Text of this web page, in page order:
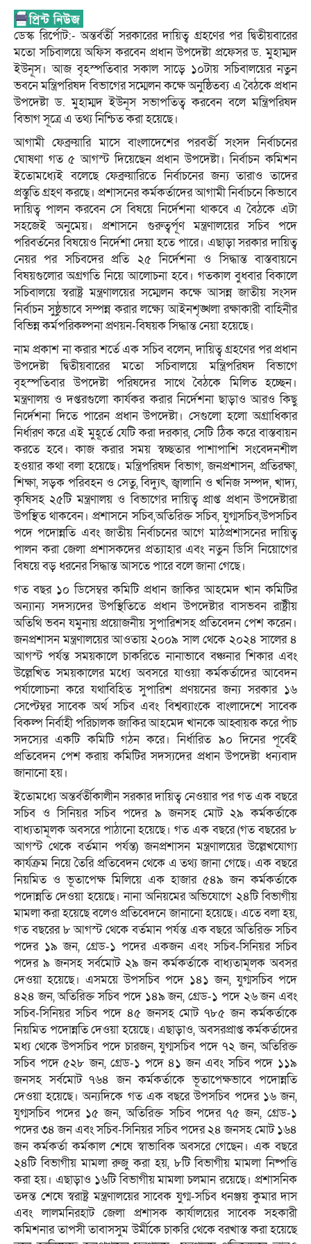
ডেস্ক রির্পোট:- অন্তর্বর্তী সরকারের দায়িত্ব গ্রহণের পর দ্বিতীয়বারের
মতো সচিবালয়ে অফিস করবেন প্রধান উপদেষ্টা প্রফেসর ড. মুহাম্মদ
ইউনূস। আজ বৃহস্পতিবার সকাল সাড়ে ১০টায় সচিবালয়ের নতুন
ভবনে মন্ত্রিপরিষদ বিভাগের সম্মেলন কক্ষে অনুষ্ঠিতব্য এ বৈঠকে প্রধান
উপদেষ্টা ড. মুহাম্মদ ইউনূস সভাপতিত্ব করবেন বলে মন্ত্রিপরিষদ
বিভাগ সূত্রে এ তথ্য নিশ্চিত করা হয়েছে।
আগামী ফেব্রুয়ারি মাসে বাংলাদেশের পরবর্তী সংসদ নির্বাচনের
ঘোষণা গত ৫ আগস্ট দিয়েছেন প্রধান উপদেষ্টা। নির্বাচন কমিশন
ইতোমধ্যেই বলেছে ফেব্রুয়ারিতে নির্বাচনের জন্য তারাও তাদের
প্রস্তুতি গ্রহণ করছে। প্রশাসনের কর্মকর্তাদের আগামী নির্বাচনে কিভাবে
দায়িত্ব পালন করবেন সে বিষয়ে নির্দেশনা থাকবে এ বৈঠকে এটা
সহজেই অনুমেয়। প্রশাসনে গুরুত্বর্পূণ মন্ত্রণালয়ের সচিব পদে
পরিবর্তনের বিষয়েও নির্দেশা দেয়া হতে পারে। এছাড়া সরকার দায়িত্ব
নেয়র পর সচিবদের প্রতি ২৫ নির্দেশনা ও সিদ্ধান্ত বাস্তবায়নে
বিষয়গুলোর অগ্রগতি নিয়ে আলোচনা হবে। গতকাল বুধবার বিকালে
সচিবালয়ে স্বরাষ্ট্র মন্ত্রণালয়ের সম্মেলন কক্ষে আসন্ন জাতীয় সংসদ
নির্বাচন সুষ্ঠুভাবে সম্পন্ন করার লক্ষ্যে আইনশৃঙ্খলা রক্ষাকারী বাহিনীর
বিভিন্ন কর্মপরিকল্পনা প্রণয়ন-বিষয়ক সিদ্ধান্ত নেয়া হয়েছে।
নাম প্রকাশ না করার শর্তে এক সচিব বলেন, দায়িত্ব গ্রহণের পর প্রধান
উপদেষ্টা দ্বিতীয়বারের মতো সচিবালয়ে মন্ত্রিপরিষদ বিভাগে
বৃহস্পতিবার উপদেষ্টা পরিষদের সাথে বৈঠকে মিলিত হচ্ছেন।
মন্ত্রণালয় ও দপ্তরগুলো কার্যকর করার নির্দেশনা ছাড়াও আরও কিছু
নির্দেশনা দিতে পারেন প্রধান উপদেষ্টা। সেগুলো হলো অগ্রাধিকার
নির্ধারণ করে এই মুহূর্তে যেটি করা দরকার, সেটি ঠিক করে বাস্তবায়ন
করতে হবে। কাজ করার সময় স্বচ্ছতার পাশাপাশি সংবেদনশীল
হওয়ার কথা বলা হয়েছে। মন্ত্রিপরিষদ বিভাগ, জনপ্রশাসন, প্রতিরক্ষা,
শিক্ষা, সড়ক পরিবহন ও সেতু, বিদ্যুৎ, জ্বালানি ও খনিজ সম্পদ, খাদ্য,
কৃষিসহ ২৫টি মন্ত্রণালয় ও বিভাগের দায়িত্ব প্রাপ্ত প্রধান উপদেষ্টারা
উপস্থিত থাকবেন। প্রশাসনে সচিব,অতিরিক্ত সচিব, যুগ্মসচিব,উপসচিব
পদে পদোন্নতি এবং জাতীয় নির্বাচনের আগে মাঠপ্রশাসনের দায়িত্ব
পালন করা জেলা প্রশাসকদের প্রত্যাহার এবং নতুন ডিসি নিয়োগের
বিষয়ে বড় ধরনের সিদ্ধান্ত আসতে পারে বলে জানা গেছে।
গত বছর ১০ ডিসেম্বর কমিটি প্রধান জাকির আহমেদ খান কমিটির
অন্যান্য সদস্যদের উপস্থিতিতে প্রধান উপদেষ্টার বাসভবন রাষ্ট্রীয়
অতিথি ভবন যমুনায় প্রয়োজনীয় সুপারিশসহ প্রতিবেদন পেশ করেন।
জনপ্রশাসন মন্ত্রণালয়ের আওতায় ২০০৯ সাল থেকে ২০২৪ সালের ৪
আগস্ট পর্যন্ত সময়কালে চাকরিতে নানাভাবে বঞ্চনার শিকার এবং
উল্লেখিত সময়কালের মধ্যে অবসরে যাওয়া কর্মকর্তাদের আবেদন
পর্যালোচনা করে যথাবিহিত সুপারিশ প্রণয়নের জন্য সরকার ১৬
সেপ্টেম্বর সাবেক অর্থ সচিব এবং বিশ্বব্যাংকে বাংলাদেশে সাবেক
বিকল্প নির্বাহী পরিচালক জাকির আহমেদ খানকে আহ্বায়ক করে পাঁচ
সদস্যের একটি কমিটি গঠন করে। নির্ধারিত ৯০ দিনের পূর্বেই
প্রতিবেদন পেশ করায় কমিটির সদস্যদের প্রধান উপদেষ্টা ধন্যবাদ
জানানো হয়।
ইতোমধ্যে অন্তর্বর্তীকালীন সরকার দায়িত্ব নেওয়ার পর গত এক বছরে
সচিব ও সিনিয়র সচিব পদের ৯ জনসহ মোট ২৯ কর্মকর্তাকে
বাধ্যতামূলক অবসরে পাঠানো হয়েছে। গত এক বছরে (গত বছরের ৮
আগস্ট থেকে বর্তমান পর্যন্ত) জনপ্রশাসন মন্ত্রণালয়ের উল্লেখযোগ্য
কার্যক্রম নিয়ে তৈরি প্রতিবেদন থেকে এ তথ্য জানা গেছে। এক বছরে
নিয়মিত ও ভূতাপেক্ষ মিলিয়ে এক হাজার ৫৪৯ জন কর্মকর্তাকে
পদোন্নতি দেওয়া হয়েছে। নানা অনিয়মের অভিযোগে ২৪টি বিভাগীয়
মামলা করা হয়েছে বলেও প্রতিবেদনে জানানো হয়েছে। এতে বলা হয়,
গত বছরের ৮ আগস্ট থেকে বর্তমান পর্যন্ত এক বছরে অতিরিক্ত সচিব
পদের ১৯ জন, গ্রেড-১ পদের একজন এবং সচিব-সিনিয়র সচিব
পদের ৯ জনসহ সর্বমোট ২৯ জন কর্মকর্তাকে বাধ্যতামূলক অবসর
দেওয়া হয়েছে। এসময়ে উপসচিব পদে ১৪১ জন, যুগ্মসচিব পদে
৪২৪ জন, অতিরিক্ত সচিব পদে ১৪৯ জন, গ্রেড-১ পদে ২৬ জন এবং
সচিব-সিনিয়র সচিব পদে ৪৫ জনসহ মোট ৭৮৫ জন কর্মকর্তাকে
নিয়মিত পদোন্নতি দেওয়া হয়েছে। এছাড়াও, অবসরপ্রাপ্ত কর্মকর্তাদের
মধ্য থেকে উপসচিব পদে চারজন, যুগ্মসচিব পদে ৭২ জন, অতিরিক্ত
সচিব পদে ৫২৮ জন, গ্রেড-১ পদে ৪১ জন এবং সচিব পদে ১১৯
জনসহ সর্বমোট ৭৬৪ জন কর্মকর্তাকে ভূতাপেক্ষভাবে পদোন্নতি
দেওয়া হয়েছে। অন্যদিকে গত এক বছরে উপসচিব পদের ১৬ জন,
যুগ্মসচিব পদের ১৫ জন, অতিরিক্ত সচিব পদের ৭৫ জন, গ্রেড-১
পদের ৩৪ জন এবং সচিব-সিনিয়র সচিব পদের ২৪ জনসহ মোট ১৬৪
জন কর্মকর্তা কর্মকাল শেষে স্বাভাবিক অবসরে গেছেন। এক বছরে
২৪টি বিভাগীয় মামলা রুজু করা হয়, ৮টি বিভাগীয় মামলা নিষ্পত্তি
করা হয়। এছাড়াও ১৬টি বিভাগীয় মামলা চলমান রয়েছে। প্রশাসনিক
তদন্ত শেষে স্বরাষ্ট্র মন্ত্রণালয়ের সাবেক যুগ্ম-সচিব ধনঞ্জয় কুমার দাস
এবং লালমনিরহাট জেলা প্রশাসক কার্যালয়ের সাবেক সহকারী
কমিশনার তাপসী তাবাসসুম উর্মীকে চাকরি থেকে বরখাস্ত করা হয়েছে